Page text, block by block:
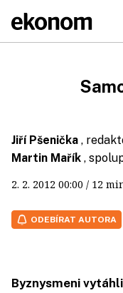
Jiří Pšenička ,
Martin Mařík ,
2. 2. 2012 00:00 / 12
ODEBÍRAT AUTORA
Byznysmeni